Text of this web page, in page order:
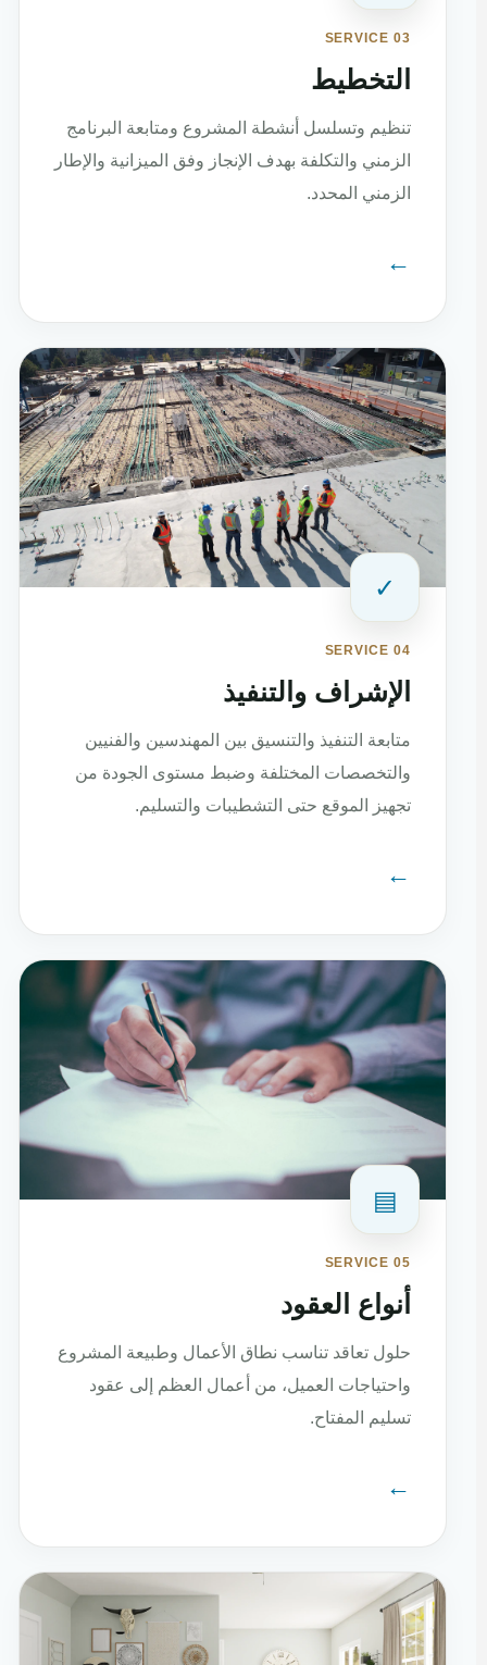
SERVICE 03
التخطيط
تنظيم وتسلسل أنشطة المشروع ومتابعة البرنامج
الزمني والتكلفة بهدف الإنجاز وفق الميزانية والإطار
الزمني المحدد.
←
✓
SERVICE 04
الإشراف والتنفيذ
متابعة التنفيذ والتنسيق بين المهندسين والفنيين
والتخصصات المختلفة وضبط مستوى الجودة من
تجهيز الموقع حتى التشطيبات والتسليم.
←
▤
SERVICE 05
أنواع العقود
حلول تعاقد تناسب نطاق الأعمال وطبيعة المشروع
واحتياجات العميل، من أعمال العظم إلى عقود
تسليم المفتاح.
←